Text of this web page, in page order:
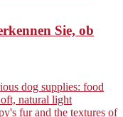
Sie, ob